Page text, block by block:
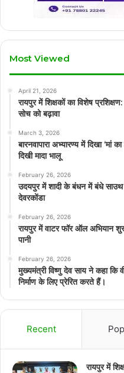
Most Viewed
April 21, 2026
रायपुर में शिक्षकों का विशेष
सोच को बढ़ावा
March 3, 2026
बारनवापारा अभ्यारण्य में दिखा ‘मां
दिखी मादा भालू
February 26, 2026
उदयपुर में शादी के बंधन में बंधे साउथ
देवरकोंडा
February 26, 2026
रायपुर में वाटर फॉर ऑल अभियान
पानी
February 26, 2026
मुख्यमंत्री विष्णु देव साय ने कहा कि
निर्माण के लिए प्रेरित करते हैं।
Recent
रायपुर में